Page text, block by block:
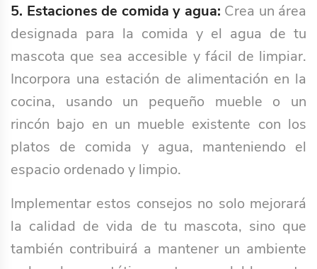
5. Estaciones de comida y agua: Crea un área
designada para la comida y el agua de tu
mascota que sea accesible y fácil de limpiar.
Incorpora una estación de alimentación en la
cocina, usando un pequeño mueble o un
rincón bajo en un mueble existente con los
platos de comida y agua, manteniendo el
espacio ordenado y limpio.
Implementar estos consejos no solo mejorará
la calidad de vida de tu mascota, sino que
también contribuirá a mantener un ambiente